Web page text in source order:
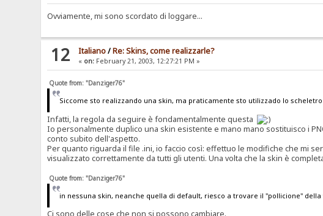
Ovviamente, mi sono scordato di loggare...
12 Italiano/Re: Skins, come realizzarle?
« on: February 21, 2003, 12:27:21 PM »
Quote from: "Danziger76"
Siccome sto realizzando una skin, ma praticamente sto utilizzado lo
Infatti, la regola da seguire è fondamentalmente questa
Io personalmente duplico una skin esistente e mano mano sostituisco i
conto subito dell'aspetto.
Per quanto riguarda il file .ini, io faccio così: effettuo le modifiche che mi
visualizzato correttamente da tutti gli utenti. Una volta che la skin è
Quote from: "Danziger76"
in nessuna skin, neanche quella di default, riesco a trovare il "pollicione" della